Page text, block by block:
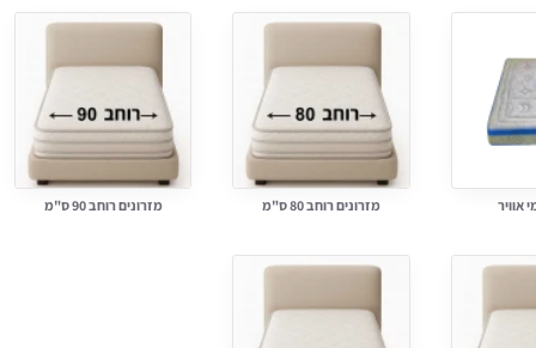
אוויר מזרונים רוחב 80 ס"מ מזרונים רוחב 90 ס"מ